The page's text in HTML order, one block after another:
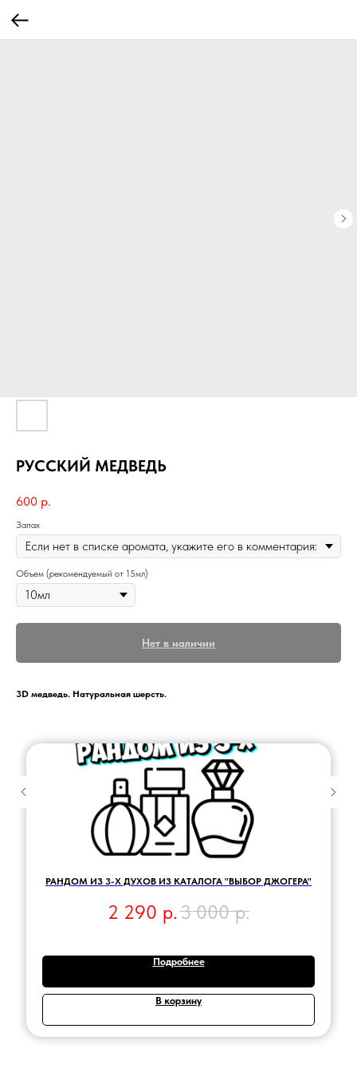
РУССКИЙ МЕДВЕДЬ
600 р.
Запах
Объем (рекомендуемый от 15мл)
Нет в наличии
3D медведь. Натуральная шерсть.
РАНДОМ ИЗ 3-Х ДУХОВ ИЗ КАТАЛОГА "ВЫБОР ДЖОГЕРА"
2 290 р.3 000 р.
Подробнее
В корзину